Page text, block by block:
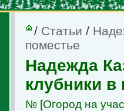
/ Статьи /
поместье
Надежда
клубники в
№ [Огород на